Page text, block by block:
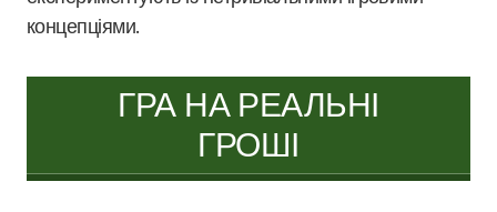
концепціями.
ГРА НА РЕАЛЬНІ
ГРОШІ